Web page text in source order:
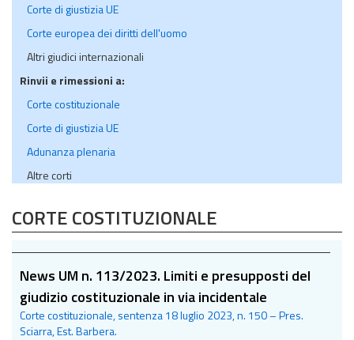
Corte di giustizia UE
Corte europea dei diritti dell'uomo
Altri giudici internazionali
Rinvii e rimessioni a:
Corte costituzionale
Corte di giustizia UE
Adunanza plenaria
Altre corti
CORTE COSTITUZIONALE
News UM n. 113/2023. Limiti e presupposti del
giudizio costituzionale in via incidentale
Corte costituzionale, sentenza 18 luglio 2023, n. 150 – Pres.
Sciarra, Est. Barbera.